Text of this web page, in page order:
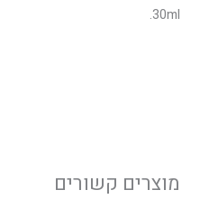
30ml.
מוצרים קשורים